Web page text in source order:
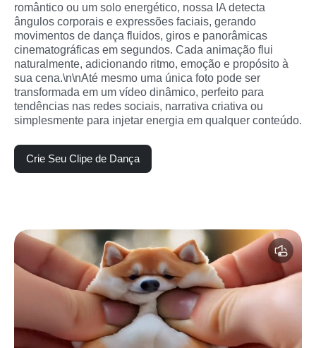
romântico ou um solo energético, nossa IA detecta
ângulos corporais e expressões faciais, gerando
movimentos de dança fluidos, giros e panorâmicas
cinematográficas em segundos. Cada animação flui
naturalmente, adicionando ritmo, emoção e propósito à
sua cena.\n\nAté mesmo uma única foto pode ser
transformada em um vídeo dinâmico, perfeito para
tendências nas redes sociais, narrativa criativa ou
simplesmente para injetar energia em qualquer conteúdo.
Crie Seu Clipe de Dança